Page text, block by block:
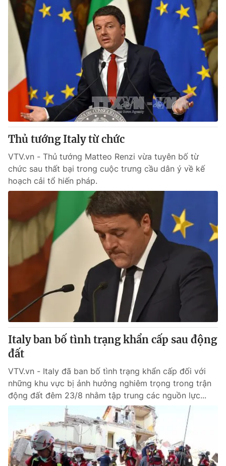
Thủ tướng Italy từ chức
VTV.vn - Thủ tướng Matteo Renzi vừa tuyên bố từ
chức sau thất bại trong cuộc trưng cầu dân ý về kế
hoạch cải tổ hiến pháp.
Italy ban bố tình trạng khẩn cấp sau động
đất
VTV.vn - Italy đã ban bố tình trạng khẩn cấp đối với
những khu vực bị ảnh hưởng nghiêm trọng trong trận
động đất đêm 23/8 nhằm tập trung các nguồn lực...